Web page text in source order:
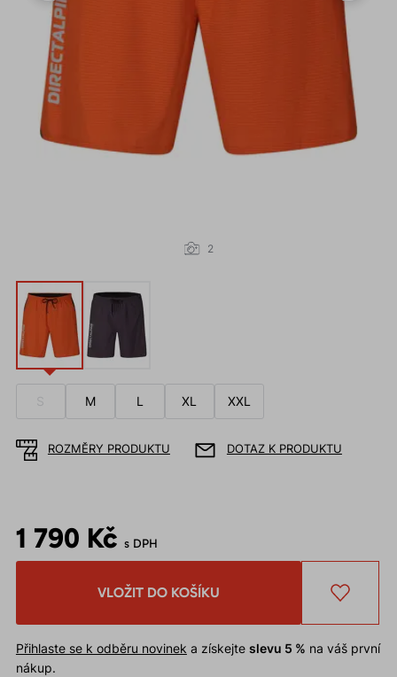
Previous Next
2
S M L XL XXL
ROZMĚRY PRODUKTU DOTAZ K PRODUKTU
1 790 Kč s DPH
VLOŽIT DO KOŠÍKU
Přihlaste se k odběru novinek a získejte slevu 5 % na váš první
nákup.